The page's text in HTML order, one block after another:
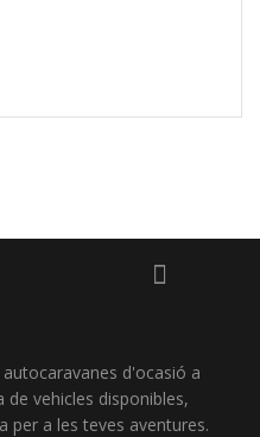
d'ocasió a
vehicles disponibles,
per a les teves aventures.